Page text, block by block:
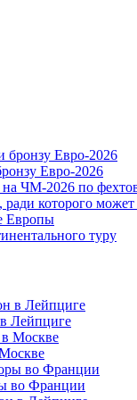
Евро-2026
на ЧМ-2026 по
которого может
Европы
туру
Лейпциге
во Франции